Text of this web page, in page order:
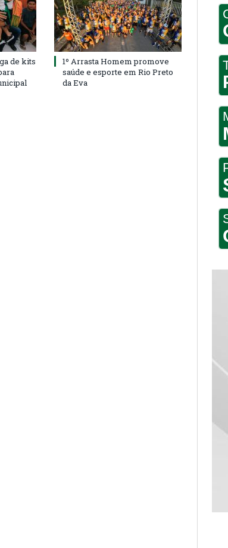
de kits
1º Arrasta Homem promove
saúde e esporte em Rio Preto
da Eva